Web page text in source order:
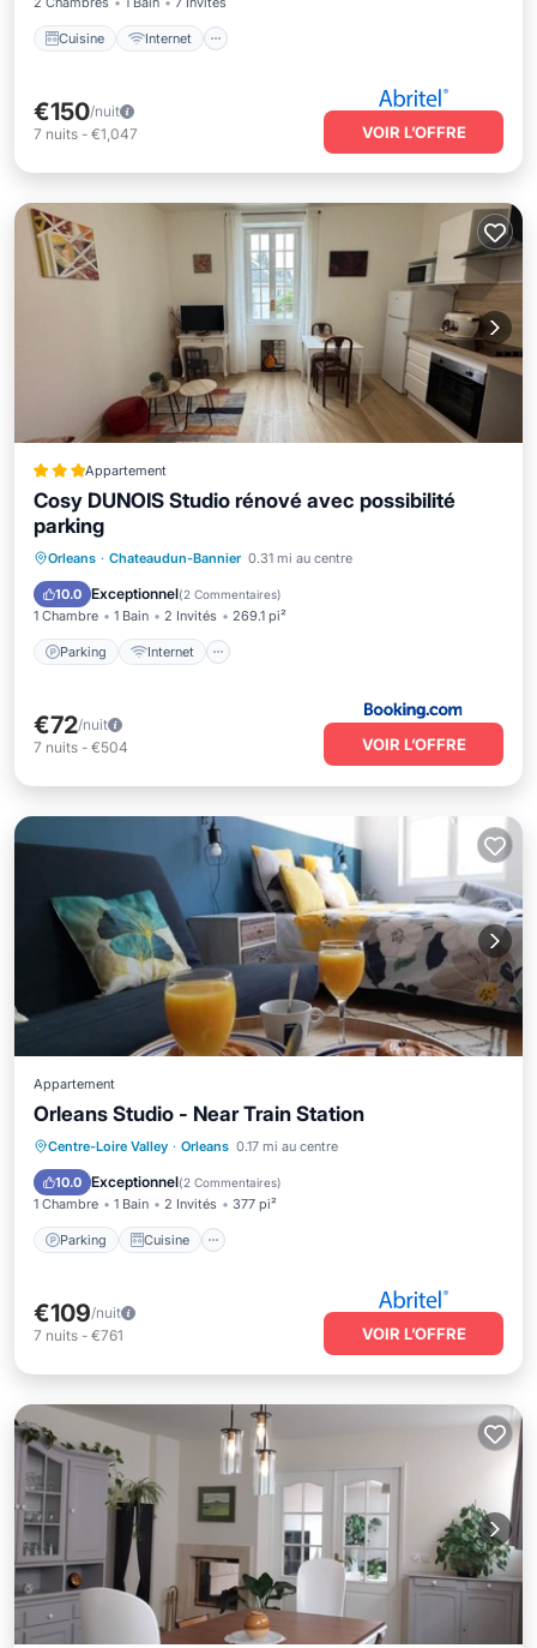
Cuisine Internet
€150/nuit
7 nuits - €1,047 VOIR L’OFFRE
Appartement
Cosy DUNOIS Studio rénové avec possibilité
parking
Orleans · Chateaudun-Bannier 0.31 mi au centre
10.0 Exceptionnel(2 Commentaires)
1 Chambre 1 Bain 2 Invités 269.1 pi²
Parking Internet
Parking
Internet
Adapté aux enfants
€72/nuit
7 nuits - €504 VOIR L’OFFRE
Appartement
Orleans Studio - Near Train Station
Centre-Loire Valley · Orleans 0.17 mi au centre
10.0 Exceptionnel(2 Commentaires)
1 Chambre 1 Bain 2 Invités 377 pi²
Parking Cuisine
Parking Cuisine
Climatisation
Internet
€109/nuit
7 nuits - €761 VOIR L’OFFRE